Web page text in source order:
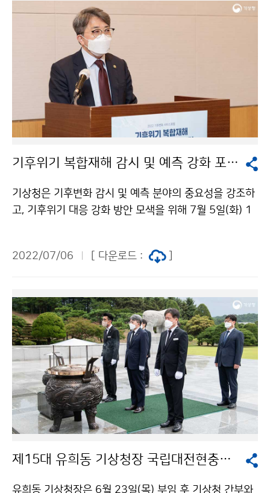
기후위기 복합재해 감시 및 예측 강화 포럼 개최
기상청은 기후변화 감시 및 예측 분야의 중요성을 강조하
고, 기후위기 대응 강화 방안 모색을 위해 7월 5일(화) 1
기상청장, 하경자 한국기상학회장을 비롯하여, 기후 관련
의원, 유영숙 기후변화센터 이사장이 참석하여 축사를 전
달하였습니다.
2022/07/06 [ 다운로드 :
제15대 유희동 기상청장 국립대전현충원 참배
유희동 기상청장은 6월 23일(목) 부임 후 기상청 간부와